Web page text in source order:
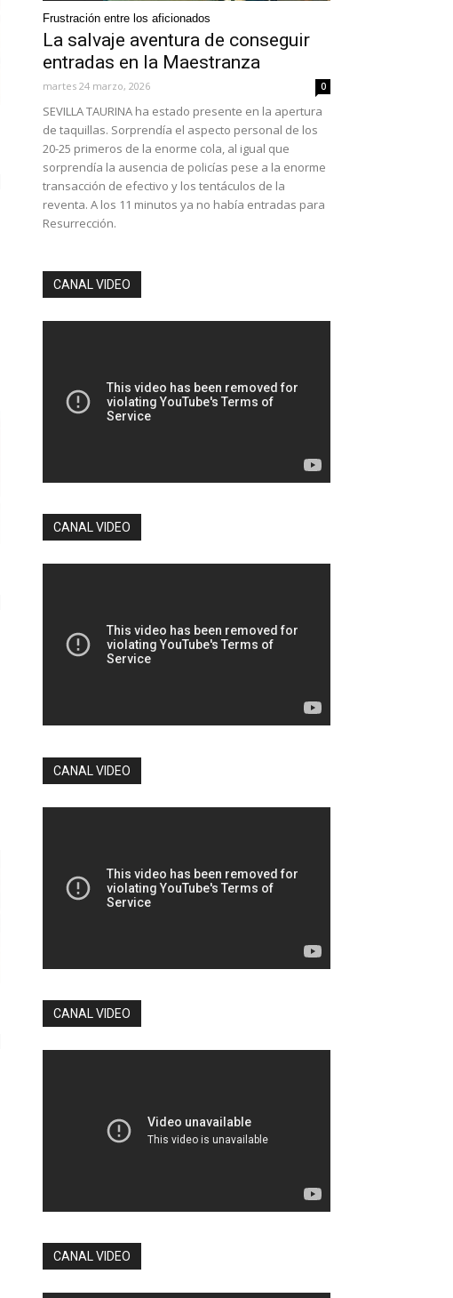
Frustración entre los aficionados
La salvaje aventura de conseguir
entradas en la Maestranza
martes 24 marzo, 2026 0
SEVILLA TAURINA ha estado presente en la apertura
de taquillas. Sorprendía el aspecto personal de los
20-25 primeros de la enorme cola, al igual que
sorprendía la ausencia de policías pese a la enorme
transacción de efectivo y los tentáculos de la
reventa. A los 11 minutos ya no había entradas para
Resurrección.
CANAL VIDEO
CANAL VIDEO
CANAL VIDEO
CANAL VIDEO
CANAL VIDEO